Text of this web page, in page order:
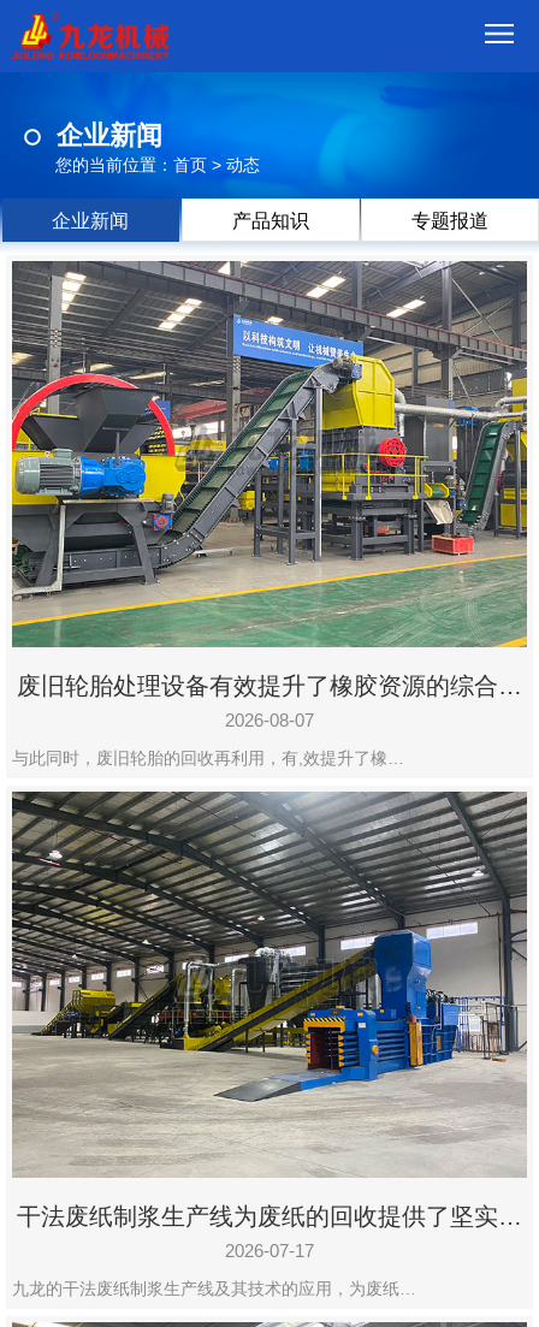
品
视
频
现
场
方
案
动
态
联
系
郑
州
市
九
设
有
限
公
司
豫
ICP
备
19020390
号-1
企业新闻
您的当前位置： 首页 > 动态
企业新闻 产品知识 专题报道
废旧轮胎处理设备有效提升了橡胶资源的综合利
用率
2026-08-07
与此同时，废旧轮胎的回收再利用，有,效提升了橡…
干法废纸制浆生产线为废纸的回收提供了坚实的
保障
2026-07-17
九龙的干法废纸制浆生产线及其技术的应用，为废纸…